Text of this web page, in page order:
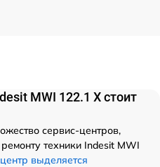
MWI 122.1 X стоит
сервис-центров,
техники Indesit MWI
выделяется